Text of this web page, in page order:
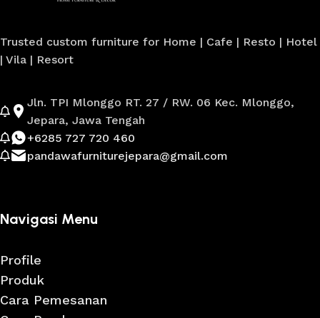
Trusted custom furniture for Home | Cafe | Resto | Hotel
| Vila | Resort
Jln. TPI Mlonggo RT. 27 / RW. 06 Kec. Mlonggo,
Jepara, Jawa Tengah
+6285 727 720 460
pandawafurniturejepara@gmail.com
Navigasi Menu
Profile
Produk
Cara Pemesanan